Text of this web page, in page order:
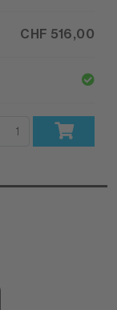
CHF 516,00